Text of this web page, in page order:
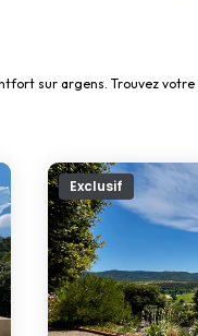
sur argens. Trouvez
Exclusif